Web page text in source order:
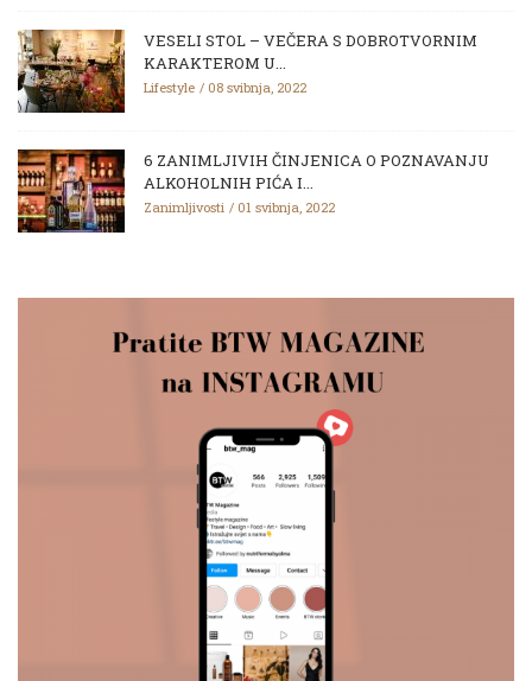
VESELI STOL – VEČERA S DOBROTVORNIM
KARAKTEROM U...
Lifestyle 08 svibnja, 2022
6 ZANIMLJIVIH ČINJENICA O POZNAVANJU
ALKOHOLNIH PIĆA I...
Zanimljivosti 01 svibnja, 2022